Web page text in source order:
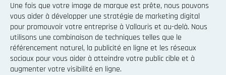
Une fois que votre image de marque est prête, nous pouvons
vous aider à développer une stratégie de marketing digital
pour promouvoir votre entreprise à Vallauris et au-delà. Nous
utilisons une combinaison de techniques telles que le
référencement naturel, la publicité en ligne et les réseaux
sociaux pour vous aider à atteindre votre public cible et à
augmenter votre visibilité en ligne.